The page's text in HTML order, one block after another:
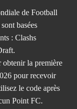
de Football
basées
: Clashs
obtenir la première
pour recevoir
le code après
Point FC.